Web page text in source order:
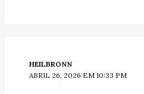
HEILBRONN
ABRIL 26, 2026 EM 10:33 PM